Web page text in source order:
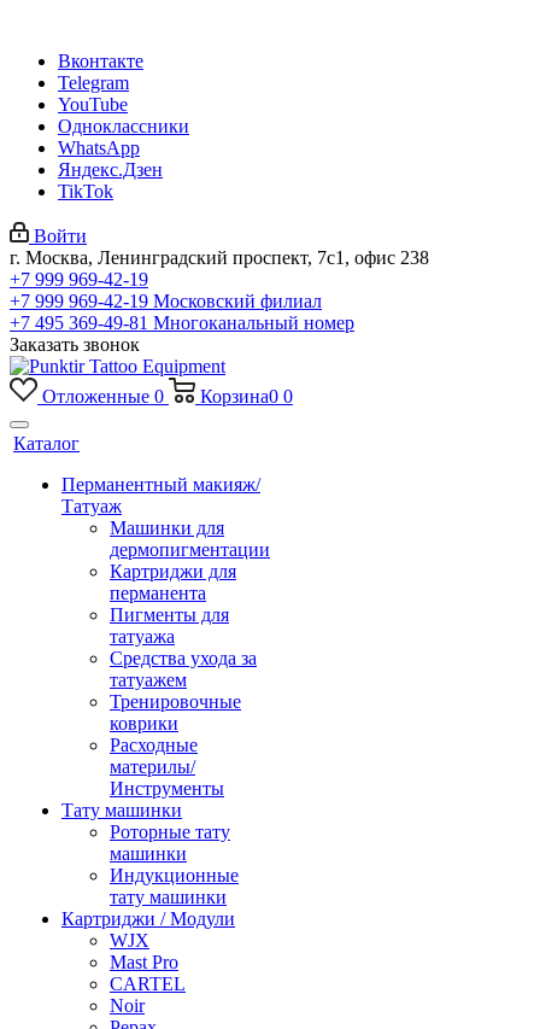
Вконтакте
Telegram
YouTube
Одноклассники
WhatsApp
Яндекс.Дзен
TikTok
Войти
г. Москва, Ленинградский проспект, 7с1, офис 238
+7 999 969-42-19
+7 999 969-42-19 Московский филиал
+7 495 369-49-81 Многоканальный номер
Заказать звонок
Отложенные 0 Корзина0 0
Каталог
Перманентный макияж/
Татуаж
Машинки для
дермопигментации
Картриджи для
перманента
Пигменты для
татуажа
Средства ухода за
татуажем
Тренировочные
коврики
Расходные
материлы/
Инструменты
Тату машинки
Роторные тату
машинки
Индукционные
тату машинки
Картриджи / Модули
WJX
Mast Pro
CARTEL
Noir